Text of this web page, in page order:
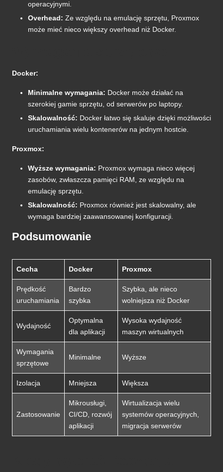
operacyjnymi.
Overhead: Ze względu na emulację sprzętu, Proxmox
może mieć nieco większy overhead niż Docker.
Docker:
Minimalne wymagania: Docker może działać na
szerokiej gamie sprzętu, od serwerów po laptopy.
Skalowalność: Docker łatwo się skaluje dzięki możliwości
uruchamiania wielu kontenerów na jednym hostcie.
Proxmox:
Wyższe wymagania: Proxmox wymaga nieco więcej
zasobów, zwłaszcza pamięci RAM, ze względu na
emulację sprzętu.
Skalowalność: Proxmox również jest skalowalny, ale
wymaga bardziej zaawansowanej konfiguracji.
Podsumowanie
Cecha Docker Proxmox
Prędkość
uruchamiania
Bardzo
szybka
Szybka, ale nieco
wolniejsza niż Docker
Wydajność
Optymalna
dla aplikacji
Wysoka wydajność
maszyn wirtualnych
Wymagania
sprzętowe
Minimalne Wyższe
Izolacja Mniejsza Większa
Zastosowanie
Mikrousługi,
CI/CD, rozwój
aplikacji
Wirtualizacja wielu
systemów operacyjnych,
migracja serwerów